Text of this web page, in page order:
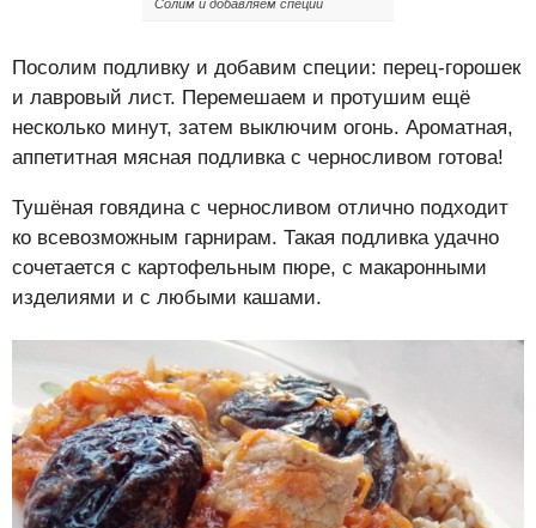
Солим и добавляем специи
Посолим подливку и добавим специи: перец-горошек
и лавровый лист. Перемешаем и протушим ещё
несколько минут, затем выключим огонь. Ароматная,
аппетитная мясная подливка с черносливом готова!
Тушёная говядина с черносливом отлично подходит
ко всевозможным гарнирам. Такая подливка удачно
сочетается с картофельным пюре, с макаронными
изделиями и с любыми кашами.